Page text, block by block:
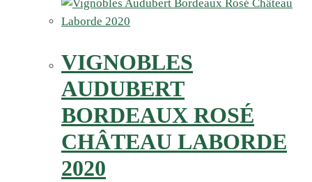
VIGNOBLES
AUDUBERT
BORDEAUX ROSÉ
CHÂTEAU LABORDE
2020